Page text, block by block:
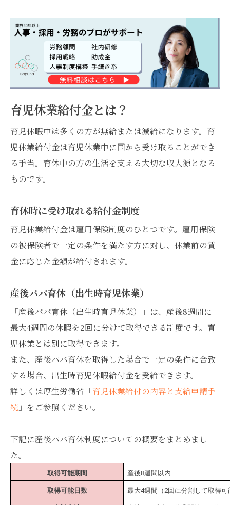
育児休業給付金とは？
育児休暇中は多くの方が無給または減給になります。育
児休業給付金は育児休業中に国から受け取ることができ
る手当。育休中の方の生活を支える大切な収入源となる
ものです。
育休時に受け取れる給付金制度
育児休業給付金は雇用保険制度のひとつです。雇用保険
の被保険者で一定の条件を満たす方に対し、休業前の賃
金に応じた金額が給付されます。
産後パパ育休（出生時育児休業）
「産後パパ育休（出生時育児休業）」は、産後8週間に
最大4週間の休暇を2回に分けて取得できる制度です。育
児休業とは別に取得できます。
また、産後パパ育休を取得した場合で一定の条件に合致
する場合、出生時育児休暇給付金を受給できます。
詳しくは厚生労働省「育児休業給付の内容と支給申請手
続 」をご参照ください。
下記に産後パパ育休制度についての概要をまとめまし
た。
取得可能期間 産後8週間以内
取得可能日数 最大4週間（2回に分割して取得可